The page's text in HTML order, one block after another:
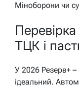
Міноборони чи
ТЦК і
У 2026 Резерв+
ідеальний.